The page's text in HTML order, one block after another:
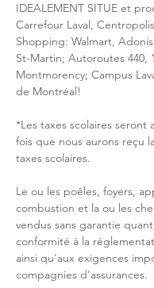
IDEALEMENT SITUE et
Carrefour Laval,
Shopping: Walmart,
St-Martin; Autoroutes 440,
Montmorency; Campus
de Montréal!
*Les taxes scolaires seront
fois que nous aurons reçu
taxes scolaires.
Le ou les poêles, foyers,
combustion et la ou les
vendus sans garantie
conformité à la
ainsi qu'aux exigences
compagnies d'assurances.